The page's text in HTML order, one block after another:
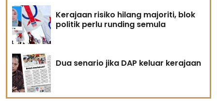
Kerajaan risiko hilang majoriti, blok
politik perlu runding semula
Dua senario jika DAP keluar kerajaan